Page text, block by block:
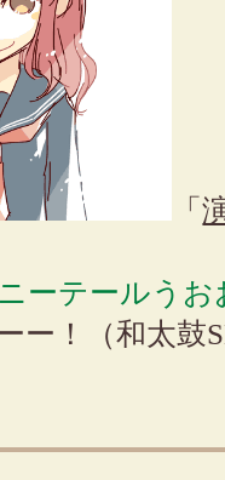
「
ーテールう
ー！（和太鼓